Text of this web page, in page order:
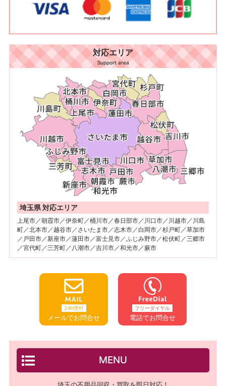
対応エリア
Support area
埼玉県 対応エリア
上尾市／朝霞市／伊奈町／桶川市／春日部市／川口市／川越市／川島
町／北本市／越谷市／さいたま市／志木市／白岡市／杉戸町／草加市
／戸田市／新座市／蓮田市／富士見市／ふじみ野市／松伏町／三郷市
／宮代町／三芳町／八潮市／吉川市／和光市／蕨市
24H受付
メールでお問合せ
フリーダイヤル
電話でお問合せ
MENU
埼玉の不用品回収・買取を即日対応！